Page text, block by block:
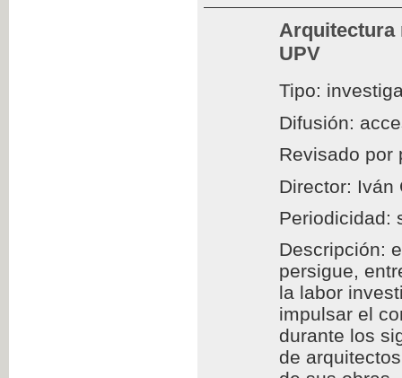
Arquitectura
UPV
Tipo:
Difusión:
Revisado por
Director: Iván
Periodicidad:
Descripción:
persigue,
la labor
impulsar el
durante los
de